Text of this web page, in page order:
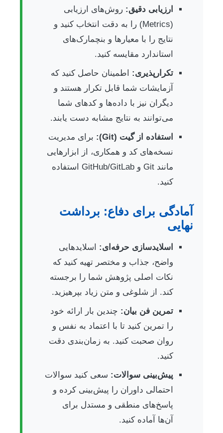
ارزیابی دقیق: روش‌های ارزیابی
(Metrics) را به دقت انتخاب کنید و
نتایج را با معیارها و بنچمارک‌های
استاندارد مقایسه کنید.
تکرارپذیری: اطمینان حاصل کنید که
آزمایشات شما قابل تکرار هستند و
دیگران نیز با داده‌ها و کدهای شما
می‌توانند به نتایج مشابه دست یابند.
استفاده از گیت (Git):
برای مدیریت
نسخه‌های کد و همکاری، از ابزارهایی
مانند Git و GitHub/GitLab استفاده
کنید.
آمادگی برای دفاع: برداشت
نهایی
اسلایدسازی حرفه‌ای: اسلایدهایی
واضح، جذاب و مختصر تهیه کنید که
نکات اصلی پژوهش شما را برجسته
کند. از شلوغی و متن زیاد بپرهیزید.
تمرین فن بیان: چندین بار ارائه خود
را تمرین کنید تا با اعتماد به نفس و
روان صحبت کنید. به زمان‌بندی دقت
کنید.
پیش‌بینی سوالات: سعی کنید سوالات
احتمالی داوران را پیش‌بینی کرده و
پاسخ‌های منطقی و مستدل برای
آن‌ها آماده کنید.